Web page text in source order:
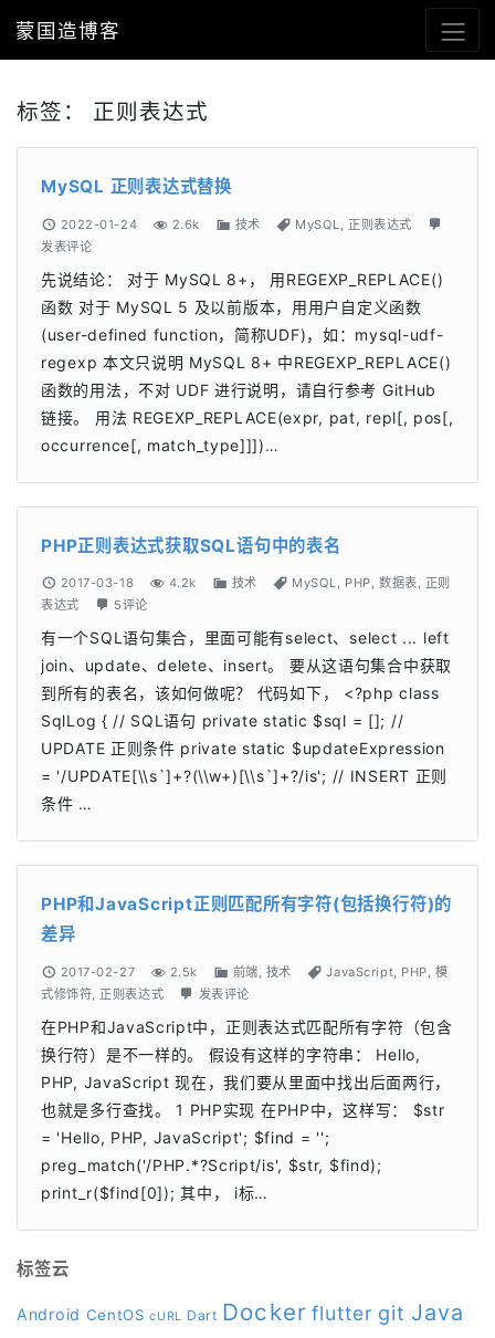
蒙国造博客
标签： 正则表达式
MySQL 正则表达式替换
2022-01-24 2.6k 技术 MySQL
正则表达式
发表评论
先说结论： 对于 MySQL 8+， 用REGEXP_REPLACE()
函数 对于 MySQL 5 及以前版本，用用户自定义函数
(user-defined function，简称UDF)，如：mysql-udf-
regexp 本文只说明 MySQL 8+ 中REGEXP_REPLACE()
函数的用法，不对 UDF 进行说明，请自行参考 GitHub
链接。 用法 REGEXP_REPLACE(expr, pat, repl[, pos[,
occurrence[, match_type]]])…
PHP正则表达式获取SQL语句中的表名
2017-03-18 4.2k 技术 MySQL, PHP, 数据表, 正则
表达式
5评论
有一个SQL语句集合，里面可能有select、select ... left
join、update、delete、insert。 要从这语句集合中获取
到所有的表名，该如何做呢？ 代码如下， <?php class
SqlLog { // SQL语句 private static $sql = []; //
UPDATE 正则条件 private static $updateExpression
= '/UPDATE[\\s`]+?(\\w+)[\\s`]+?/is'; // INSERT 正则
条件 …
PHP和JavaScript正则匹配所有字符(包括换行符)的
差异
2017-02-27 2.5k 前端 技术 JavaScript PHP ,模
式修饰符 正则表达式 发表评论
在PHP和JavaScript中，正则表达式匹配所有字符（包含
换行符）是不一样的。 假设有这样的字符串： Hello,
PHP, JavaScript 现在，我们要从里面中找出后面两行，
也就是多行查找。 1 PHP实现 在PHP中，这样写： $str
= 'Hello, PHP, JavaScript'; $find = '';
preg_match('/PHP.*?Script/is', $str, $find);
print_r($find[0]); 其中， i标…
标签云
Android CentOS cURL Dart Docker flutter git Java